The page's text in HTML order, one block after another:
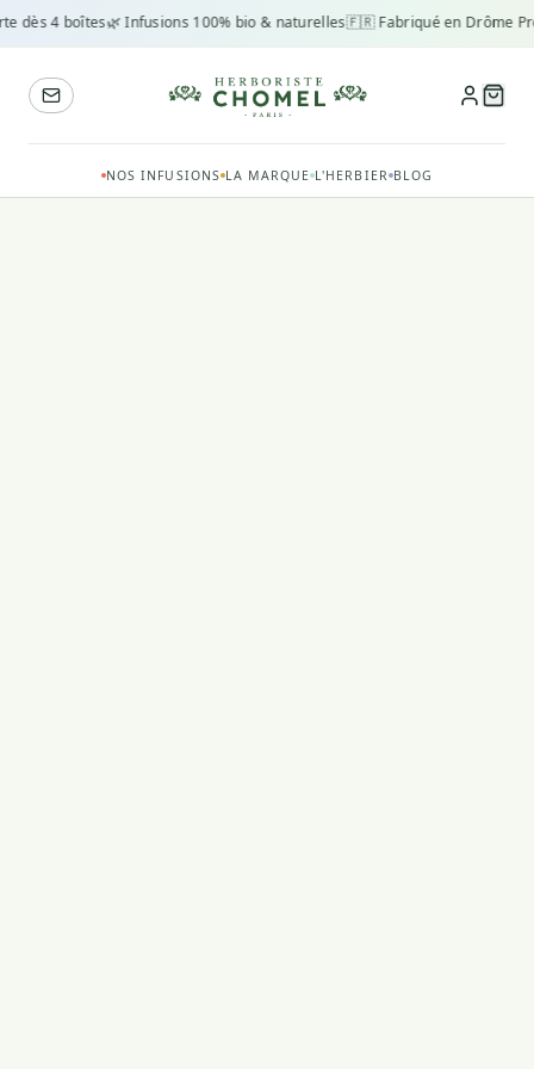
dès 4 boîtes🌿 Infusions 100% bio & naturelles🇫🇷 Fabriqué en Drôme
NOS INFUSIONS LA MARQUE L'HERBIER BLOG